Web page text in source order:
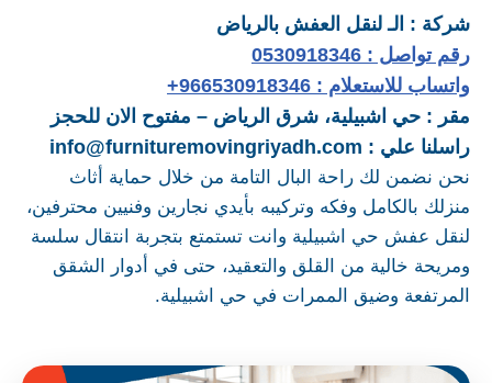
شركة : الـ لنقل العفش بالرياض
رقم تواصل : 0530918346
واتساب للاستعلام : 966530918346+
مقر : حي اشبيلية، شرق الرياض – مفتوح الان للحجز
راسلنا علي : info@furnituremovingriyadh.com
نحن نضمن لك راحة البال التامة من خلال حماية أثاث
منزلك بالكامل وفكه وتركيبه بأيدي نجارين وفنيين محترفين،
لنقل عفش حي اشبيلية وانت تستمتع بتجربة انتقال سلسة
ومريحة خالية من القلق والتعقيد، حتى في أدوار الشقق
المرتفعة وضيق الممرات في حي اشبيلية.